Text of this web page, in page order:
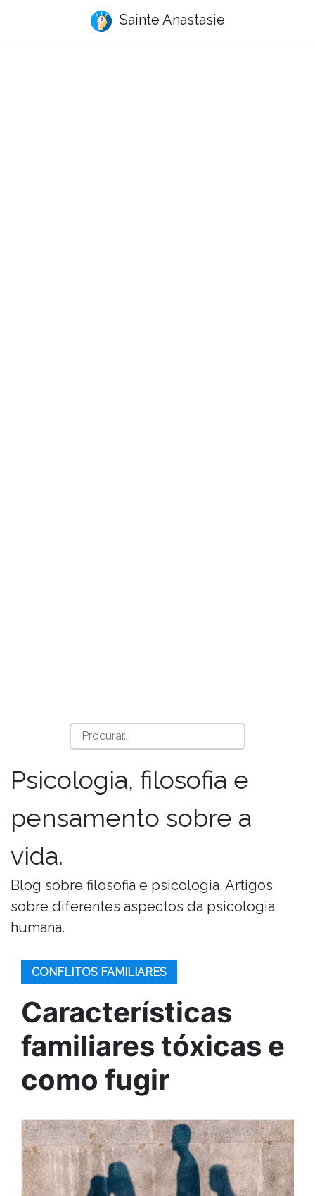
Sainte Anastasie
Psicologia, filosofia e
pensamento sobre a
vida.
Blog sobre filosofia e psicologia. Artigos
sobre diferentes aspectos da psicologia
humana.
CONFLITOS FAMILIARES
Características
familiares tóxicas e
como fugir